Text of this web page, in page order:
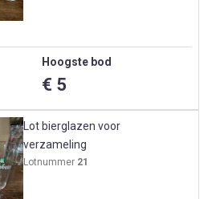
Hoogste bod
€ 5
Lot bierglazen voor
verzameling
Lotnummer 21